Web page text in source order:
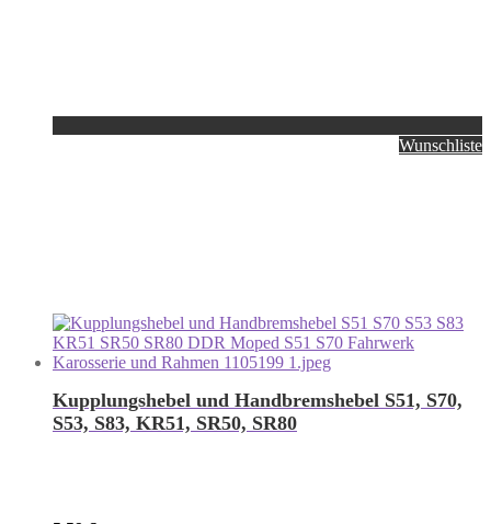
Wunschliste
Kupplungshebel und Handbremshebel S51, S70,
S53, S83, KR51, SR50, SR80